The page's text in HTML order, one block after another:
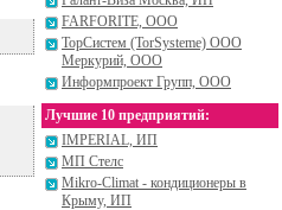
FARFORITE, ООО
ТорСистем (TorSysteme) ООО
Меркурий, ООО
Информпроект Групп, ООО
Лучшие 10 предприятий:
IMPERIAL, ИП
МП Стелс
Mikro-Climat - кондиционеры в
Крыму, ИП